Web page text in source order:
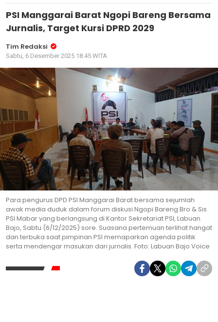
PSI Manggarai Barat Ngopi Bareng Bersama
Jurnalis, Target Kursi DPRD 2029
Tim Redaksi
Sabtu, 6 Desember 2025 18:45 WITA
Para pengurus DPD PSI Manggarai Barat bersama sejumlah
awak media duduk dalam forum diskusi Ngopi Bareng Bro & Sis
PSI Mabar yang berlangsung di Kantor Sekretariat PSI, Labuan
Bajo, Sabtu (6/12/2025) sore. Suasana pertemuan terlihat hangat
dan terbuka saat pimpinan PSI memaparkan agenda politik
serta mendengar masukan dari jurnalis. Foto: Labuan Bajo Voice